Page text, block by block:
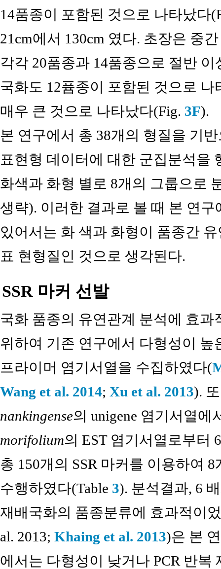
14품종이 포함된 것으로 나타났다
21cm에서 130cm 였다. 초장은 중
각각 20품종과 14품종으로 절반
국화도 12퓸종이 포함된 것으로
매우 큰 것으로 나타났다(Fig. 3F).
본 연구에서 총 38개의 형질을 기
표현형 데이터에 대한 군집분석을
화색과 화형 별로 8개의 그룹으로
생략). 이러한 결과로 볼 때 본 연
있어서는 화 색과 화형이 품종간
표 현형질인 것으로 생각된다.
SSR 마커 선발
국화 품종의 유연관계 분석에 효과
위하여 기존 연구에서 다형성이 높
프라이머 염기서열을 수집하였다(
Wang et al. 2014; Xu et al. 2013).
nankingense의 unigene 염기서열에
morifolium의 EST 염기서열로부터
총 150개의 SSR 마커를 이용하여
수행하였다(Table 3). 분석결과, 6
재배국화의 품종분류에 효과적이
al. 2013; Khaing et al. 2013)은 본
에서는 다형성이 낮거나 PCR 반복